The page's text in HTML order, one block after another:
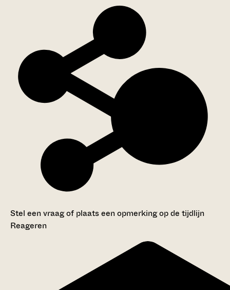
Stel een vraag of plaats een opmerking op de tijdlijn
Reageren